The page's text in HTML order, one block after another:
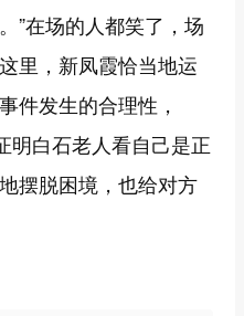
”在场的人都笑了，场
里，新凤霞恰当地运
件发生的合理性，
明白石老人看自己是正
摆脱困境，也给对方